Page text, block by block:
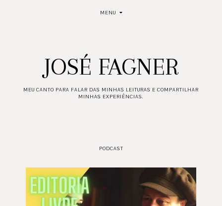
MENU
JOSÉ FAGNER
MEU CANTO PARA FALAR DAS MINHAS LEITURAS E COMPARTILHAR
MINHAS EXPERIÊNCIAS.
PODCAST